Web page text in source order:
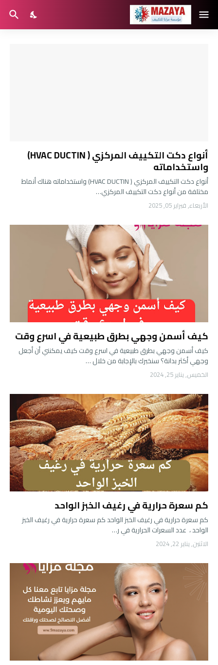
أنواع دكت التكييف المركزي ( HVAC DUCTIN)
واستخداماته
أنواع دكت التكييف المركزي ( HVAC DUCTIN) واستخداماته هناك أنماط
مختلفة من أنواع دكت التكييف المركزي…
الأربعاء, فبراير 05, 2025
كيف أسمن وجهي بطرق طبيعية في اسرع وقت
كيف أسمن وجهي بطرق طبيعية في اسرع وقت كيف يمكنني أن أجعل
وجهي أكثر بدانة؟ سنخبرك بالإجابة من خلال …
الخميس, يناير 25, 2024
كم سعرة حرارية في رغيف الخبز الواحد
كم سعرة حرارية في رغيف الخبز الواحد كم سعرة حرارية في رغيف الخبز
الواحد ، عدد السعرات الحرارية في ر…
الاثنين, يناير 22, 2024